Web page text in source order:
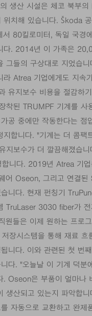
생산 시설은 체코 북부의
위치해 있습니다. Škoda
서 80킬로미터, 독일 국경
다. 2014년 이 가족은
그들의 구상대로 지었습니
라 Atrea 기업에게도 지속
유지보수 비용을 절감하
착된 TRUMPF 기계를 사
공 중에만 작동한다는 점
지합니다. "기계는 더 콤팩
지보수가 더 깔끔해졌습니
니다. 2019년 Atrea 기업
어 Oseon, 그리고 연결된
니다. 현재 펀칭기
TruLaser 3030 fiber가 전
원들은 이제 원하는 프로
장시스템을 통해 재료 흐
니다. 이와 관련된 첫 번
다. "오늘날 이 기계 덕분
. Oseon은 부품이 얼마나
생산되고 있는지 파악합
자동으로 교환하고 완제